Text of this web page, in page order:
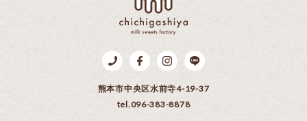
Tel.096-383-8878
FacebookInstagram
熊本市中央区水前寺4-19-37
tel.096-383-8878